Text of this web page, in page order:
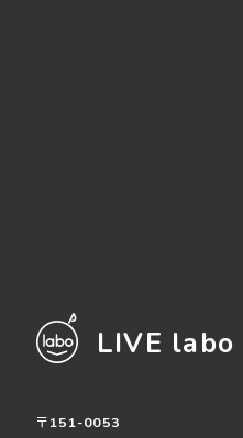
LIVE labo
〒151-0053